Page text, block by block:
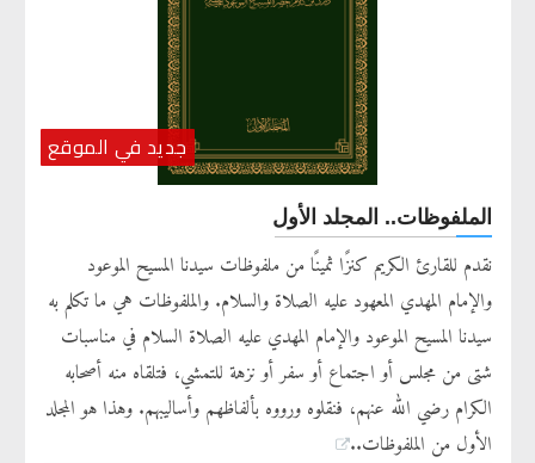
جديد في الموقع
الملفوظات.. المجلد الأول
نقدم للقارئ الكريم كنزًا ثمينًا من ملفوظات سيدنا المسيح الموعود
والإمام المهدي المعهود عليه الصلاة والسلام. والملفوظات هي ما تكلم به
سيدنا المسيح الموعود والإمام المهدي عليه الصلاة السلام في مناسبات
شتى من مجلس أو اجتماع أو سفر أو نزهة للتمشي، فتلقاه منه أصحابه
الكرام رضي الله عنهم، فنقلوه ورووه بألفاظهم وأساليبهم. وهذا هو المجلد
الأول من الملفوظات..